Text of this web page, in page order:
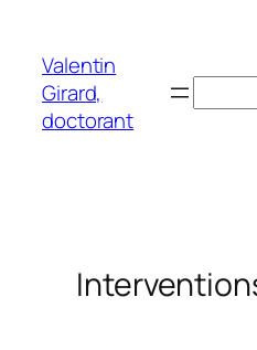
content
Valentin
Girard,
doctorant